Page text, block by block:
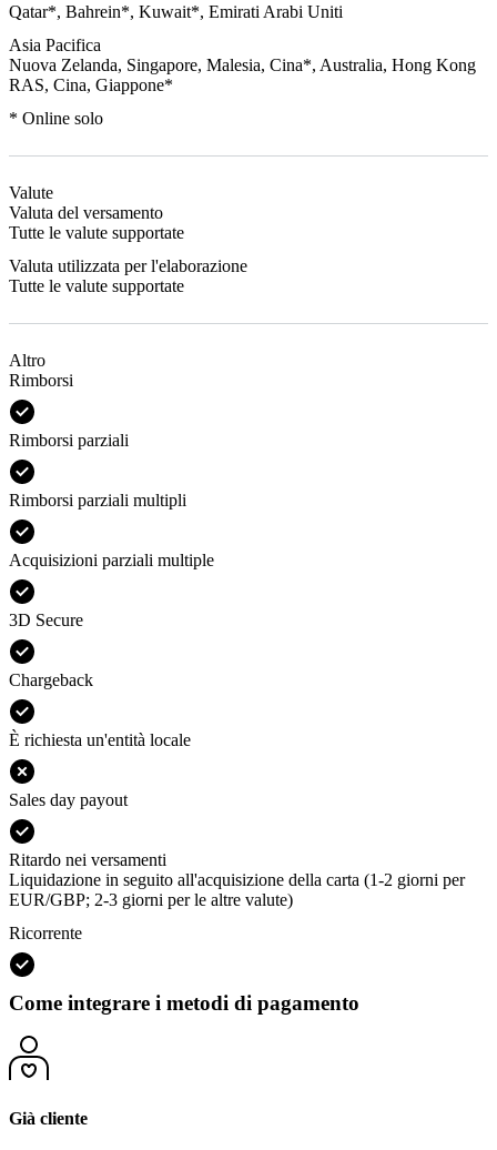
Qatar*, Bahrein*, Kuwait*, Emirati Arabi Uniti
Asia Pacifica
Nuova Zelanda, Singapore, Malesia, Cina*, Australia, Hong Kong
RAS, Cina, Giappone*
* Online solo
Valute
Valuta del versamento
Tutte le valute supportate
Valuta utilizzata per l'elaborazione
Tutte le valute supportate
Altro
Rimborsi
Rimborsi parziali
Rimborsi parziali multipli
Acquisizioni parziali multiple
3D Secure
Chargeback
È richiesta un'entità locale
Sales day payout
Ritardo nei versamenti
Liquidazione in seguito all'acquisizione della carta (1-2 giorni per
EUR/GBP; 2-3 giorni per le altre valute)
Ricorrente
Come integrare i metodi di pagamento
Già cliente